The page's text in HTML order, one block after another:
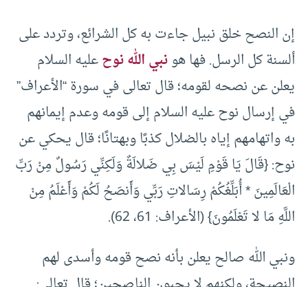
إن النصح خلق نبيل جاءت به كل الشرائع، وتردد على
ألسنة كل الرسل. فها هونبي الله نوحعليه السلام
يعلن عن نصحه لقومه؛ قال تعالى في سورة “الأعراف”
في إرسال نوح عليه السلام إلى قومه وعدم إيمانهم
به واتهامهم إياه بالضلال كذبًا وبهتانًا؛ قال يحكي عن
نوح: {قَالَ يَا قَوْمِ لَيْسَ بِي ضَلالَةٌ وَلَكِنِّي رَسُولٌ مِنْ رَبِّ
الْعَالَمِينَ * أُبَلِّغُكُمْ رِسَالاتِ رَبِّي وَأَنصَحُ لَكُمْ وَأَعْلَمُ مِنْ
اللَّهِ مَا لا تَعْلَمُونَ} (الأعراف: 61، 62).
ونبي الله صالح يعلن بأنه نصح قومه وأسدى لهم